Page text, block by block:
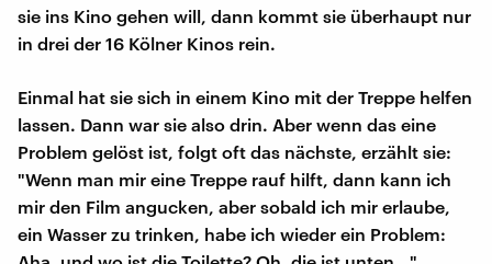
sie ins Kino gehen will, dann kommt sie überhaupt nur
in drei der 16 Kölner Kinos rein.
Einmal hat sie sich in einem Kino mit der Treppe helfen
lassen. Dann war sie also drin. Aber wenn das eine
Problem gelöst ist, folgt oft das nächste, erzählt sie:
"Wenn man mir eine Treppe rauf hilft, dann kann ich
mir den Film angucken, aber sobald ich mir erlaube,
ein Wasser zu trinken, habe ich wieder ein Problem: